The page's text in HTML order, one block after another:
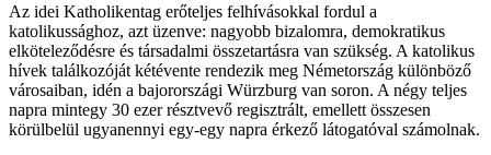
Az idei Katholikentag erőteljes felhívásokkal fordul a
katolikussághoz, azt üzenve: nagyobb bizalomra, demokratikus
elköteleződésre és társadalmi összetartásra van szükség. A katolikus
hívek találkozóját kétévente rendezik meg Németország különböző
városaiban, idén a bajorországi Würzburg van soron. A négy teljes
napra mintegy 30 ezer résztvevő regisztrált, emellett összesen
körülbelül ugyanennyi egy-egy napra érkező látogatóval számolnak.